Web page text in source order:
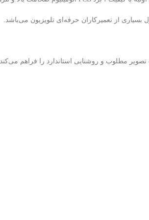
از تعمیرکاران حرفه‌ای تلویزیون می‌باشد.
مطلوب و روشنایی استاندارد را فراهم می‌کند.